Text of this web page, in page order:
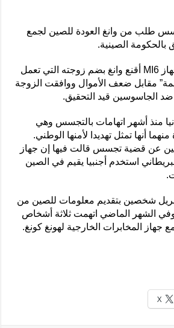
طلب من وانغ العودة للصين لجمع
بالحكومة الصينية.
وأضافت الوزارة أن جهاز MI6 أقنع وانغ بضم زوجته التي تعمل
مقابل ضعف الأموال ووافقت الزوجة
الجاسوسين قيد التحقيق.
منذ أشهر اتهامات بالتجسس وهي
أنها تمثل تهديدا لأمنها الوطني.
عن قضية تجسس قالت فيها إن جهاز
استخدم أجنبيا يقيم في الصين
شخصين بتقديم معلومات للصين من
وفي الشهر الماضي اتهمت ثلاثة أشخاص
جهاز المخابرات الخارجية لهونغ كونغ.
X